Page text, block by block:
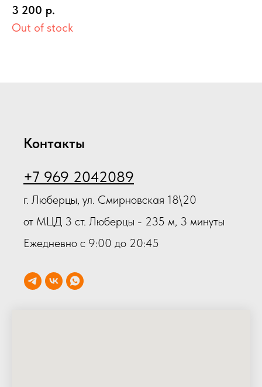
класс
3 200 р.
Out of stock
Контакты
+7 969 2042089
г. Люберцы, ул. Смирновская 18\20
от МЦД 3 ст. Люберцы - 235 м, 3 минуты
Ежедневно с 9:00 до 20:45